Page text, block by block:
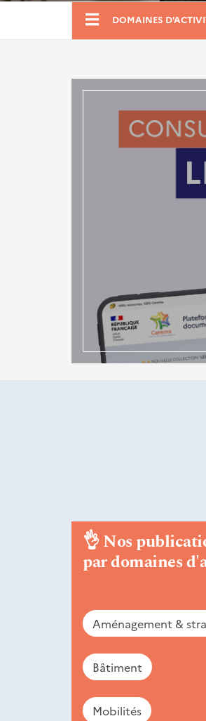
BoutiqueDOMAINES
👌Nos
par domaines
Aménagement &
Bâtiment
Mobilités